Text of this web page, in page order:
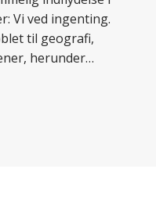
Vi ved ingenting.
til geografi,
herunder…